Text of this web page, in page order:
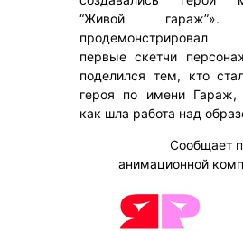
“Живой гараж”».
продемонстрировал
первые скетчи
поделился тем, кто
героя по имени Гараж,
как шла работа над
Сообщает
анимационной